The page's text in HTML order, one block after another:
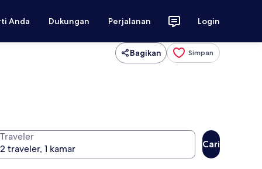
Anda Dukungan Perjalanan Login
Bagikan Simpan
Traveler
Cari